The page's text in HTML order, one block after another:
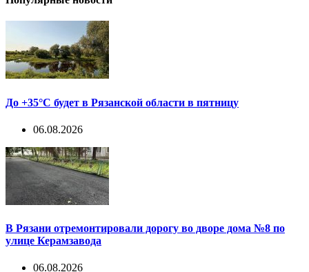
До +35°С будет в Рязанской области в пятницу
06.08.2026
В Рязани отремонтировали дорогу во дворе дома №8 по
улице Керамзавода
06.08.2026